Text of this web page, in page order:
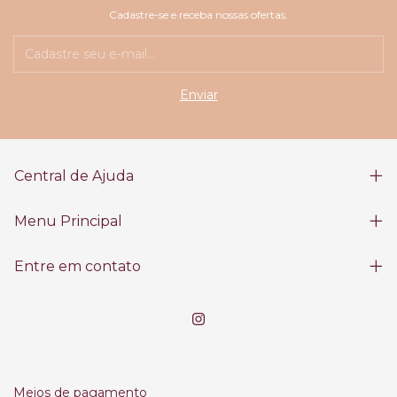
Cadastre-se e receba nossas ofertas.
Central de Ajuda
Menu Principal
Entre em contato
Meios de pagamento